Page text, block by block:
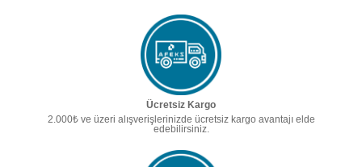
Ücretsiz Kargo
2.000₺ ve üzeri alışverişlerinizde ücretsiz kargo avantajı elde
edebilirsiniz.